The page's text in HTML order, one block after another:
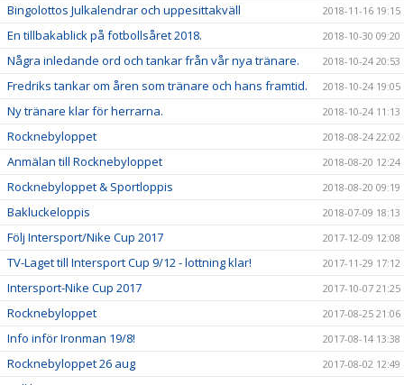
Bingolottos Julkalendrar och uppesittakväll 2018-11-16 19:15
En tillbakablick på fotbollsåret 2018. 2018-10-30 09:20
Några inledande ord och tankar från vår nya tränare. 2018-10-24 20:53
Fredriks tankar om åren som tränare och hans framtid. 2018-10-24 19:05
Ny tränare klar för herrarna. 2018-10-24 11:13
Rocknebyloppet 2018-08-24 22:02
Anmälan till Rocknebyloppet 2018-08-20 12:24
Rocknebyloppet & Sportloppis 2018-08-20 09:19
Bakluckeloppis 2018-07-09 18:13
Följ Intersport/Nike Cup 2017 2017-12-09 12:08
TV-Laget till Intersport Cup 9/12 - lottning klar! 2017-11-29 17:12
Intersport-Nike Cup 2017 2017-10-07 21:25
Rocknebyloppet 2017-08-25 21:06
Info inför Ironman 19/8! 2017-08-14 13:38
Rocknebyloppet 26 aug 2017-08-02 12:49